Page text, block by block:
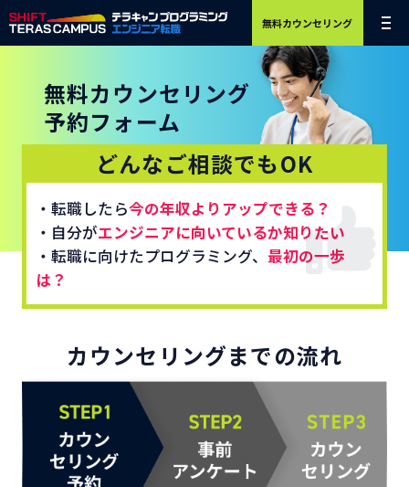
無料カウンセリング
無料カウンセリング
予約フォーム
どんなご相談でもOK
・転職したら今の年収よりアップできる？
・自分がエンジニアに向いているか知りたい
・転職に向けたプログラミング、 最初の一歩
は？
カウンセリングまでの流れ